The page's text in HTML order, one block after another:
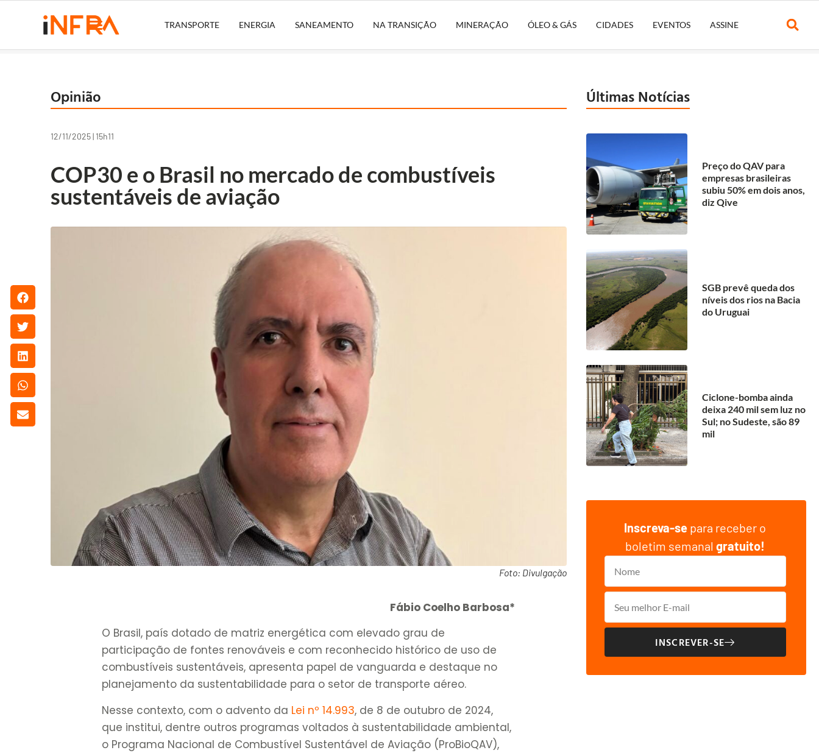
TRANSPORTE ENERGIA SANEAMENTO NA TRANSIÇÃO MINERAÇÃO ÓLEO & GÁS CIDADES EVENTOS ASSINE
Opinião
12/11/2025 | 15h11
COP30 e o Brasil no mercado de combustíveis
sustentáveis de aviação
Foto: Divulgação
Fábio Coelho Barbosa*
O Brasil, país dotado de matriz energética com elevado grau de
participação de fontes renováveis e com reconhecido histórico de uso de
combustíveis sustentáveis, apresenta papel de vanguarda e destaque no
planejamento da sustentabilidade para o setor de transporte aéreo.
Nesse contexto, com o advento da Lei nº 14.993, de 8 de outubro de 2024,
que institui, dentre outros programas voltados à sustentabilidade ambiental,
o Programa Nacional de Combustível Sustentável de Aviação (ProBioQAV),
Últimas Notícias
Preço do QAV para
empresas brasileiras
subiu 50% em dois anos,
diz Qive
SGB prevê queda dos
níveis dos rios na Bacia
do Uruguai
Ciclone-bomba ainda
deixa 240 mil sem luz no
Sul; no Sudeste, são 89
mil
Inscreva-se para receber o
boletim semanalgratuito!
INSCREVER-SE